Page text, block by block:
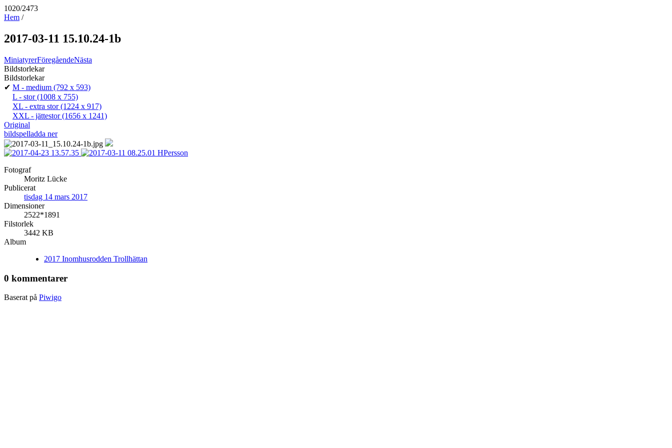
1020/2473
Hem /
2017-03-11 15.10.24-1b
MiniatyrerFöregåendeNästa
Bildstorlekar
Bildstorlekar
✔ M - medium (792 x 593)
L - stor(1008 x 755)
XL - extra stor(1224 x 917)
XXL - jättestor(1656 x 1241)
Original
bildspelladda ner
Fotograf
Moritz Lücke
Publicerat
tisdag 14 mars 2017
Dimensioner
2522*1891
Filstorlek
3442 KB
Album
2017 Inomhusrodden Trollhättan
0 kommentarer
Baserat på Piwigo